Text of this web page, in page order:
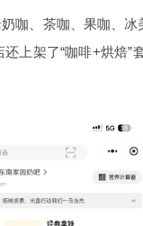
咖、茶咖、果咖、
上架了“咖啡+烘焙”